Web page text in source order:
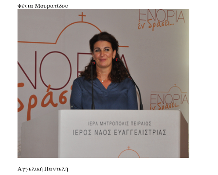
Φένια Μουρατίδου
Αγγελική Παντελή